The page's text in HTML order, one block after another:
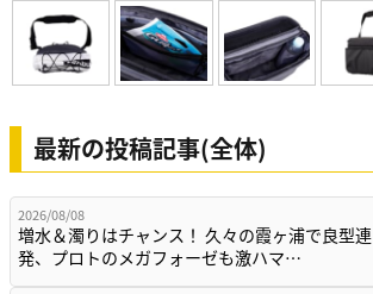
最新の投稿記事(全体)
2026/08/08
増水＆濁りはチャンス！ 久々の霞ヶ浦で良型連
発、プロトのメガフォーゼも激ハマ…